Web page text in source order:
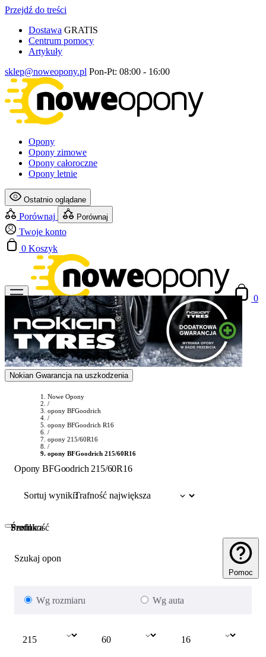
Przejdź do treści
Dostawa GRATIS
Centrum pomocy
Artykuły
sklep@noweopony.pl Pon-Pt: 08:00 - 16:00
Opony
Opony zimowe
Opony całoroczne
Opony letnie
Ostatnio oglądane
Porównaj Porównaj
Twoje konto
0 Koszyk
0
Nokian Gwarancja na uszkodzenia
Nowe Opony
/
opony BFGoodrich
/
opony BFGoodrich R16
/
opony 215/60R16
/
opony BFGoodrich 215/60R16
Opony BFGoodrich 215/60R16
Sortuj wyniki:
Szukaj opon
Pomoc
Wg rozmiaru Wg auta
Szerokość
Profil
Średnica